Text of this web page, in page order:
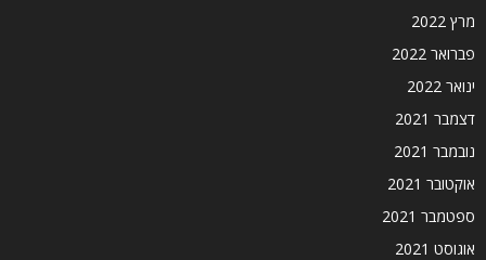
מרץ 2022
פברואר 2022
ינואר 2022
דצמבר 2021
נובמבר 2021
אוקטובר 2021
ספטמבר 2021
אוגוסט 2021